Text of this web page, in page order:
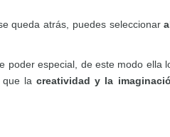
queda atrás, puedes seleccionar
poder especial, de este modo ella
que lacreatividad y la